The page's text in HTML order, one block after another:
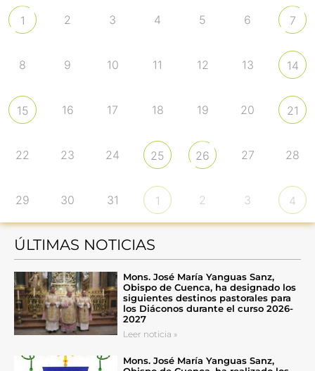
1 2 3 4 5 6 7
8 9 10 11 12 13 14
15 16 17 18 19 20 21
22 23 24 25 26 27 28
29 30 31 1 2 3 4
ÚLTIMAS NOTICIAS
Mons. José María Yanguas Sanz,
Obispo de Cuenca, ha designado los
siguientes destinos pastorales para
los Diáconos durante el curso 2026-
2027
Leer noticia »
Mons. José María Yanguas Sanz,